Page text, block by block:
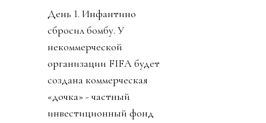
День 1. Инфантино
сбросил бомбу. У
некоммерческой
организации FIFA будет
создана коммерческая
«дочка» - частный
инвестиционный фонд